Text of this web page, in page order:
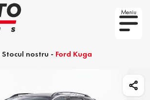
Meniu
Stocul nostru - Ford Kuga